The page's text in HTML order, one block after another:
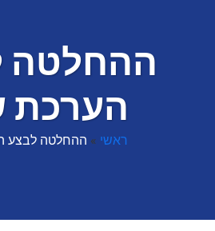
ההחלטה
הערכת
ראשי » ההחלטה לבצע